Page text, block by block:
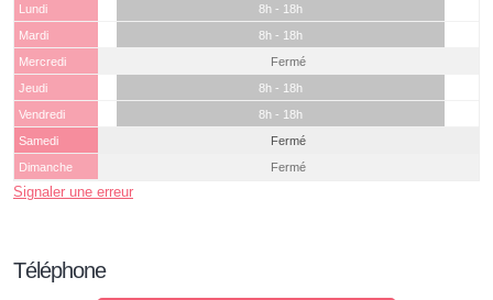
Lundi
8h - 18h
Mardi
8h - 18h
Mercredi
Fermé
Jeudi
8h - 18h
Vendredi
8h - 18h
Samedi
Fermé
Dimanche
Fermé
Signaler une erreur
Téléphone